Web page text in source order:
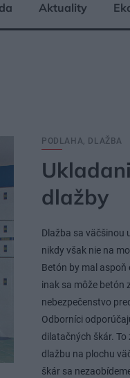
Aktuality
PODLAHA, DLAŽBA
dlažby
Dlažba sa väčšinou
nikdy však nie na
Betón by mal
inak sa môže betón
nebezpečenstvo
Odborníci
dilatačných škár.
dlažbu na plochu
škár sa